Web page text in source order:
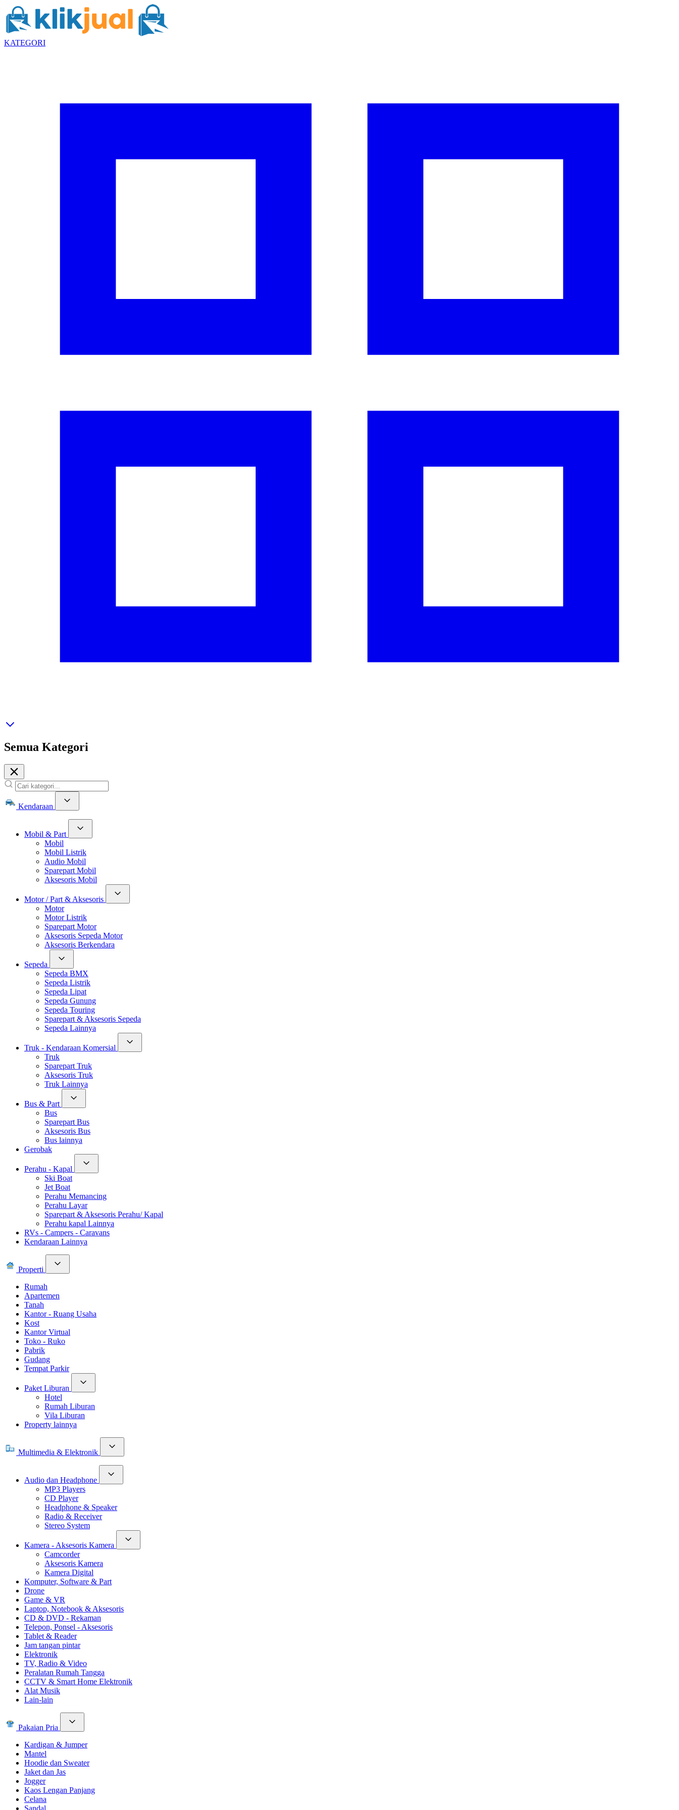
KATEGORI
Semua Kategori
Kendaraan
Mobil & Part
Mobil
Mobil Listrik
Audio Mobil
Sparepart Mobil
Aksesoris Mobil
Motor / Part & Aksesoris
Motor
Motor Listrik
Sparepart Motor
Aksesoris Sepeda Motor
Aksesoris Berkendara
Sepeda
Sepeda BMX
Sepeda Listrik
Sepeda Lipat
Sepeda Gunung
Sepeda Touring
Sparepart & Aksesoris Sepeda
Sepeda Lainnya
Truk - Kendaraan Komersial
Truk
Sparepart Truk
Aksesoris Truk
Truk Lainnya
Bus & Part
Bus
Sparepart Bus
Aksesoris Bus
Bus lainnya
Gerobak
Perahu - Kapal
Ski Boat
Jet Boat
Perahu Memancing
Perahu Layar
Sparepart & Aksesoris Perahu/ Kapal
Perahu kapal Lainnya
RVs - Campers - Caravans
Kendaraan Lainnya
Properti
Rumah
Apartemen
Tanah
Kantor - Ruang Usaha
Kost
Kantor Virtual
Toko - Ruko
Pabrik
Gudang
Tempat Parkir
Paket Liburan
Hotel
Rumah Liburan
Vila Liburan
Property lainnya
Multimedia & Elektronik
Audio dan Headphone
MP3 Players
CD Player
Headphone & Speaker
Radio & Receiver
Stereo System
Kamera - Aksesoris Kamera
Camcorder
Aksesoris Kamera
Kamera Digital
Komputer, Software & Part
Drone
Game & VR
Laptop, Notebook & Aksesoris
CD & DVD - Rekaman
Telepon, Ponsel - Aksesoris
Tablet & Reader
Jam tangan pintar
Elektronik
TV, Radio & Video
Peralatan Rumah Tangga
CCTV & Smart Home Elektronik
Alat Musik
Lain-lain
Pakaian Pria
Kardigan & Jumper
Mantel
Hoodie dan Sweater
Jaket dan Jas
Jogger
Kaos Lengan Panjang
Celana
Sandal